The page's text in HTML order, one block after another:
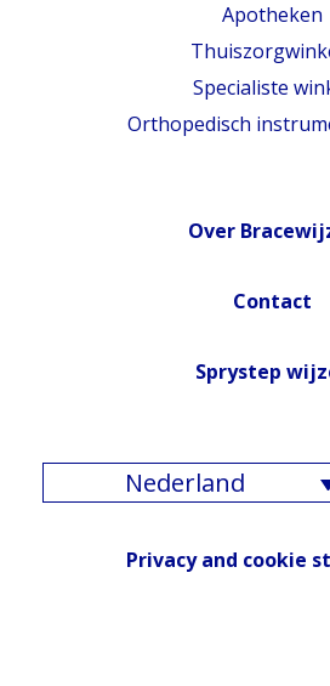
Apotheken
Specialiste
Orthopedisch
Over
Contact
Sprystep
Nederland
Privacy and cookie